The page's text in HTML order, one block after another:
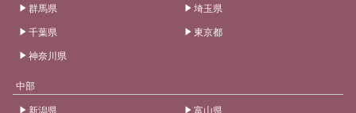
群馬県
埼玉県
千葉県
東京都
神奈川県
中部
新潟県
富山県